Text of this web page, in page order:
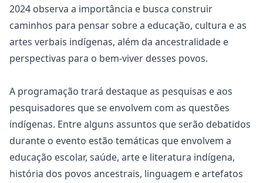
2024 observa a importância e busca construir
caminhos para pensar sobre a educação, cultura e as
artes verbais indígenas, além da ancestralidade e
perspectivas para o bem-viver desses povos.
A programação trará destaque as pesquisas e aos
pesquisadores que se envolvem com as questões
indígenas. Entre alguns assuntos que serão debatidos
durante o evento estão temáticas que envolvem a
educação escolar, saúde, arte e literatura indígena,
história dos povos ancestrais, linguagem e artefatos